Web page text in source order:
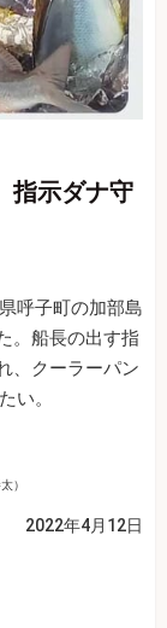
指示ダナ守
呼子町の加部島
。船長の出す指
、クーラーパン
い。
）
2022年4月12日